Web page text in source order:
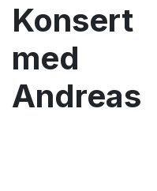
Konsert
med
Andreas